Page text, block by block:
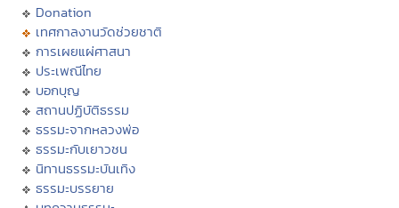
Donation
เทศกาลงานวัดช่วยชาติ
การเผยแผ่ศาสนา
ประเพณีไทย
บอกบุญ
สถานปฏิบัติธรรม
ธรรมะจากหลวงพ่อ
ธรรมะกับเยาวชน
นิทานธรรมะบันเทิง
ธรรมะบรรยาย